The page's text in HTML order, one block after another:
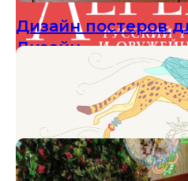
Дизайн постеров
Дизайн